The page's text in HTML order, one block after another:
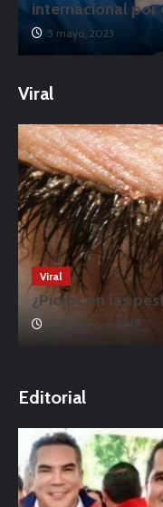
internacional por
5 mayo, 2023
Viral
Viral
¿Piojos en las
17 noviembre, 2019
Editorial